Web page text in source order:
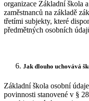
organizace Základní škola
zaměstnanců na základě
třetími subjekty, které
předmětných osobních
Jak dlouho uchovává
Základní škola osobní
povinnosti stanovené v §